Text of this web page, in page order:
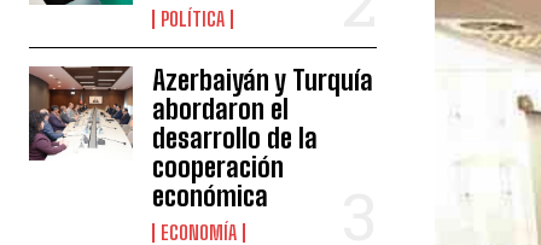
POLÍTICA
Azerbaiyán y Turquía
abordaron el
desarrollo de la
cooperación
económica
ECONOMÍA